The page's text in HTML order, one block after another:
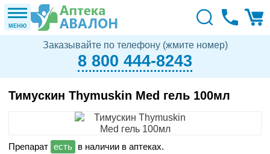
МЕНЮ
Заказывайте по телефону (жмите номер)
8 800 444-8243
Тимускин Thymuskin Med гель 100мл
в наличии в аптеках.